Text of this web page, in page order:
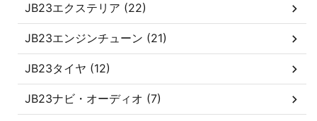
JB23エクステリア (22)
JB23エンジンチューン (21)
JB23タイヤ (12)
JB23ナビ・オーディオ (7)